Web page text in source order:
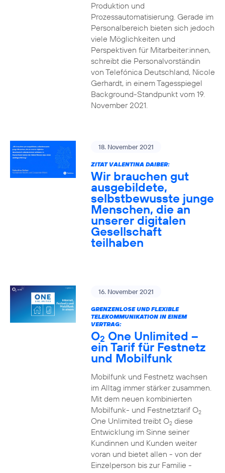
Produktion und
Prozessautomatisierung. Gerade im
Personalbereich bieten sich jedoch
viele Möglichkeiten und
Perspektiven für Mitarbeiter:innen,
schreibt die Personalvorständin
von Telefónica Deutschland, Nicole
Gerhardt, in einem Tagesspiegel
Background-Standpunkt vom 19.
November 2021.
18. November 2021
ZITAT VALENTINA DAIBER:
Wir brauchen gut
ausgebildete,
selbstbewusste junge
Menschen, die an
unserer digitalen
Gesellschaft
teilhaben
16. November 2021
GRENZENLOSE UND FLEXIBLE
TELEKOMMUNIKATION IN EINEM
VERTRAG:
O2 One Unlimited –
ein Tarif für Festnetz
und Mobilfunk
Mobilfunk und Festnetz wachsen
im Alltag immer stärker zusammen.
Mit dem neuen kombinierten
Mobilfunk- und Festnetztarif O2
One Unlimited treibt O2diese
Entwicklung im Sinne seiner
Kundinnen und Kunden weiter
voran und bietet allen - von der
Einzelperson bis zur Familie -